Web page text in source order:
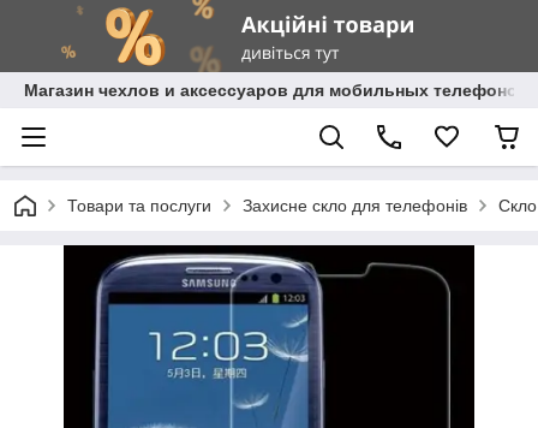
Магазин чехлов и аксессуаров для мобильных телефонов
Товари та послуги Захисне скло для телефонів